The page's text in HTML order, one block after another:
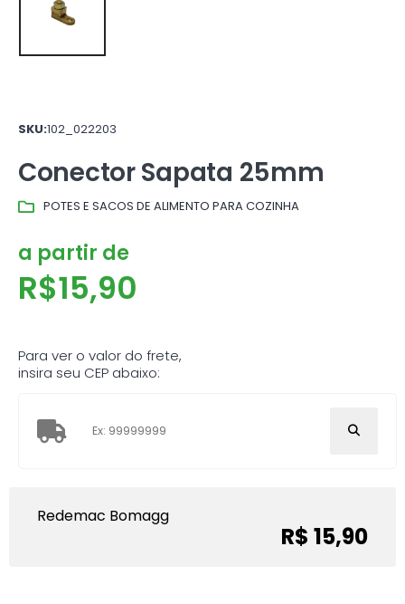
SKU:102_022203
Conector Sapata 25mm
POTES E SACOS DE ALIMENTO PARA COZINHA
a partir de
R$15,90
Para ver o valor do frete,
insira seu CEP abaixo:
Redemac Bomagg
R$ 15,90